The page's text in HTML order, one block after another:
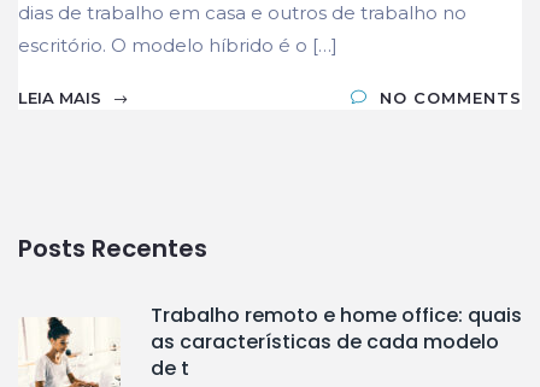
dias de trabalho em casa e outros de trabalho no
escritório. O modelo híbrido é o […]
LEIA MAIS NO COMMENTS
Posts Recentes
Trabalho remoto e home office: quais
as características de cada modelo
de t